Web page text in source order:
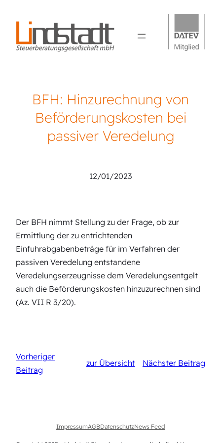
BFH: Hinzurechnung von
Beförderungskosten bei
passiver Veredelung
12/01/2023
Der BFH nimmt Stellung zu der Frage, ob zur
Ermittlung der zu entrichtenden
Einfuhrabgabenbeträge für im Verfahren der
passiven Veredelung entstandene
Veredelungserzeugnisse dem Veredelungsentgelt
auch die Beförderungskosten hinzuzurechnen sind
(Az. VII R 3/20).
Vorheriger
Beitrag
zur Übersicht Nächster Beitrag
ImpressumAGBDatenschutzNews Feed